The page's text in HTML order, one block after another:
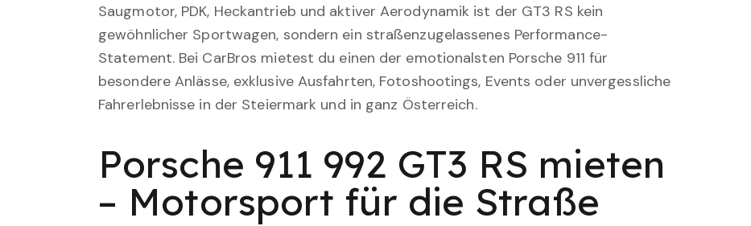
Saugmotor, PDK, Heckantrieb und aktiver Aerodynamik ist der GT3 RS kein
gewöhnlicher Sportwagen, sondern ein straßenzugelassenes Performance-
Statement. Bei CarBros mietest du einen der emotionalsten Porsche 911 für
besondere Anlässe, exklusive Ausfahrten, Fotoshootings, Events oder unvergessliche
Fahrerlebnisse in der Steiermark und in ganz Österreich.
Porsche 911 992 GT3 RS mieten
– Motorsport für die Straße